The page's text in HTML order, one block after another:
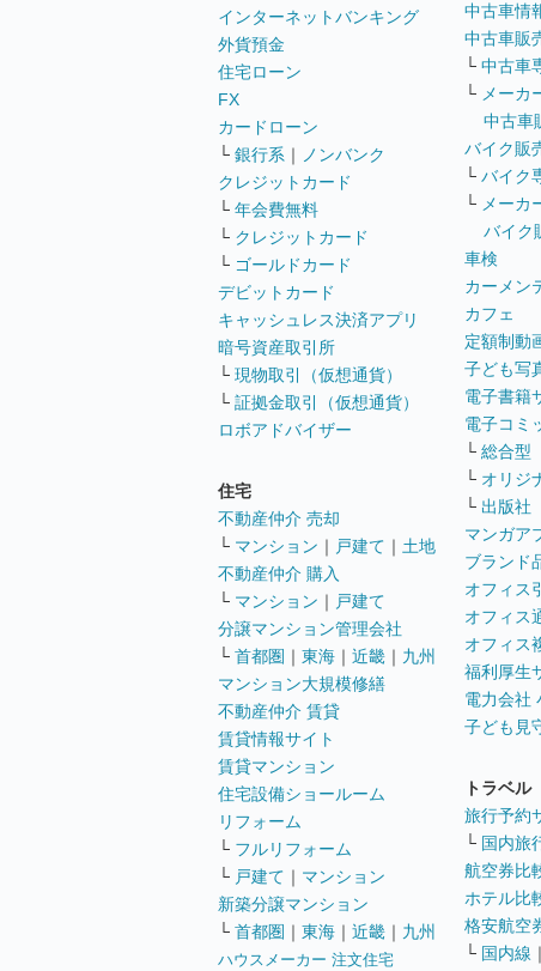
インターネットバンキング
外貨預金
住宅ローン
FX
カードローン
└ 銀行系 ｜
ノンバンク
クレジットカード
└ 年会費無料
└ クレジットカード
└ ゴールドカード
デビットカード
キャッシュレス決済アプリ
暗号資産取引所
└ 現物取引（仮想通貨）
└ 証拠金取引（仮想通貨）
ロボアドバイザー
住宅
不動産仲介 売却
└ マンション ｜ 戸建て ｜ 土地
不動産仲介 購入
└ マンション ｜ 戸建て
分譲マンション管理会社
└ 首都圏 ｜ 東海 ｜ 近畿 ｜ 九州
マンション大規模修繕
不動産仲介 賃貸
賃貸情報サイト
賃貸マンション
住宅設備ショールーム
リフォーム
└ フルリフォーム
└ 戸建て ｜ マンション
新築分譲マンション
└ 首都圏 ｜ 東海 ｜ 近畿 ｜ 九州
ハウスメーカー 注文住宅
中古車情
中古車販
└ 中古車
└ メーカ
中古車
バイク販
└ バイク
└ メーカ
バイク
車検
カーメン
カフェ
定額制動
子ども写
電子書籍
電子コミ
└ 総合型
└ オリジ
└ 出版社
マンガア
ブランド
オフィス
オフィス
オフィス
福利厚生
電力会社
子ども見
トラベル
旅行予約
└ 国内旅
航空券比
ホテル比
格安航空
└ 国内線 ｜